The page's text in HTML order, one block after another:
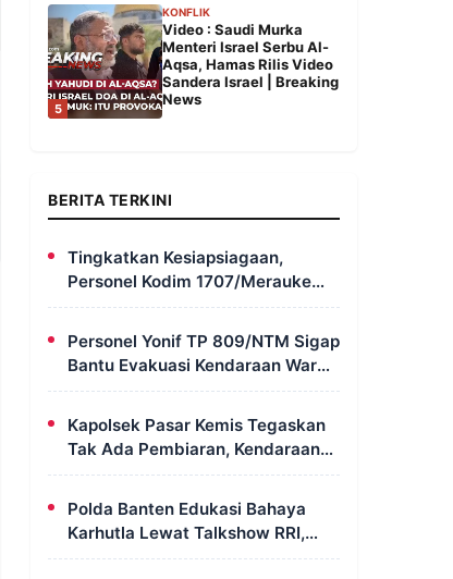
5
KONFLIK
Video : Saudi Murka
Menteri Israel Serbu Al-
Aqsa, Hamas Rilis Video
Sandera Israel | Breaking
News
BERITA TERKINI
Tingkatkan Kesiapsiagaan,
Personel Kodim 1707/Merauke
Asah Ketrampilan Bersama
Petugas Damkar
Personel Yonif TP 809/NTM Sigap
Bantu Evakuasi Kendaraan Warga
Wapoania yang Terperosok ke
Kapolsek Pasar Kemis Tegaskan
Tak Ada Pembiaran, Kendaraan
Berat yang Parkir di Bahu Jalan
Langsung Ditertibkan
Polda Banten Edukasi Bahaya
Karhutla Lewat Talkshow RRI,
Masyarakat Diingatkan Ancaman